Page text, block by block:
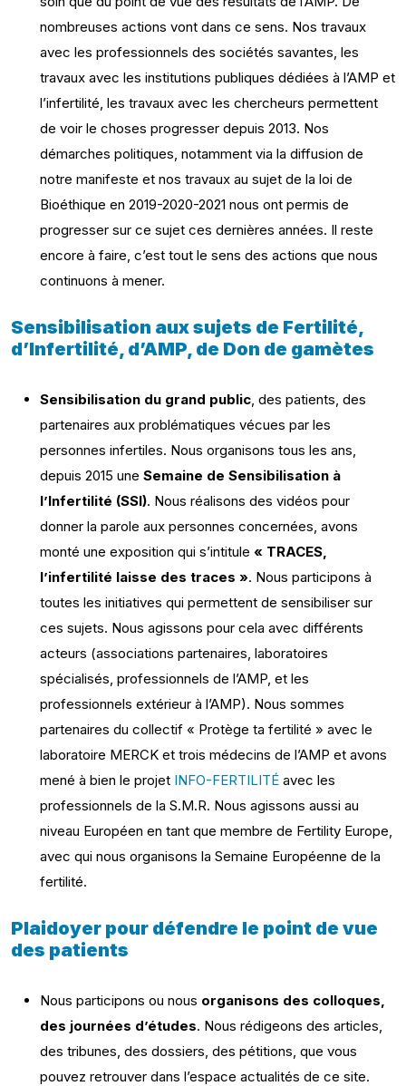
nombreuses actions vont dans ce sens. Nos travaux
avec les professionnels des sociétés savantes, les
travaux avec les institutions publiques dédiées à l’AMP et
l’infertilité, les travaux avec les chercheurs permettent
de voir le choses progresser depuis 2013. Nos
démarches politiques, notamment via la diffusion de
notre manifeste et nos travaux au sujet de la loi de
Bioéthique en 2019-2020-2021 nous ont permis de
progresser sur ce sujet ces dernières années. Il reste
encore à faire, c’est tout le sens des actions que nous
continuons à mener.
Sensibilisation aux sujets de Fertilité,
d’Infertilité, d’AMP, de Don de gamètes
Sensibilisation du grand public, des patients, des
partenaires aux problématiques vécues par les
personnes infertiles. Nous organisons tous les ans,
depuis 2015 une Semaine de Sensibilisation à
l’Infertilité (SSI). Nous réalisons des vidéos pour
donner la parole aux personnes concernées, avons
monté une exposition qui s’intitule « TRACES,
l’infertilité laisse des traces ». Nous participons à
toutes les initiatives qui permettent de sensibiliser sur
ces sujets. Nous agissons pour cela avec différents
acteurs (associations partenaires, laboratoires
spécialisés, professionnels de l’AMP, et les
professionnels extérieur à l’AMP). Nous sommes
partenaires du collectif « Protège ta fertilité » avec le
laboratoire MERCK et trois médecins de l’AMP et avons
mené à bien le projet INFO-FERTILITÉ avec les
professionnels de la S.M.R. Nous agissons aussi au
niveau Européen en tant que membre de Fertility Europe,
avec qui nous organisons la Semaine Européenne de la
fertilité.
Plaidoyer pour défendre le point de vue
des patients
Nous participons ou nous organisons des colloques,
des journées d’études. Nous rédigeons des articles,
des tribunes, des dossiers, des pétitions, que vous
pouvez retrouver dans l’espace actualités de ce site.